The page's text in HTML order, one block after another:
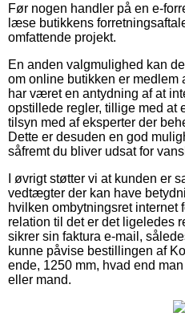
Før nogen handler på en e-
læse butikkens
omfattende projekt.
En anden valgmulighed kan
om online butikken er
har været en antydning af at
opstillede regler, tillige med at
tilsyn med af eksperter der
Dette er desuden en god
såfremt du bliver udsat for
I øvrigt støtter vi at kunden er
vedtægter der kan have
hvilken ombytningsret internet
relation til det er det ligeledes
sikrer sin faktura e-mail,
kunne påvise bestillingen af
ende, 1250 mm, hvad end
eller mand.